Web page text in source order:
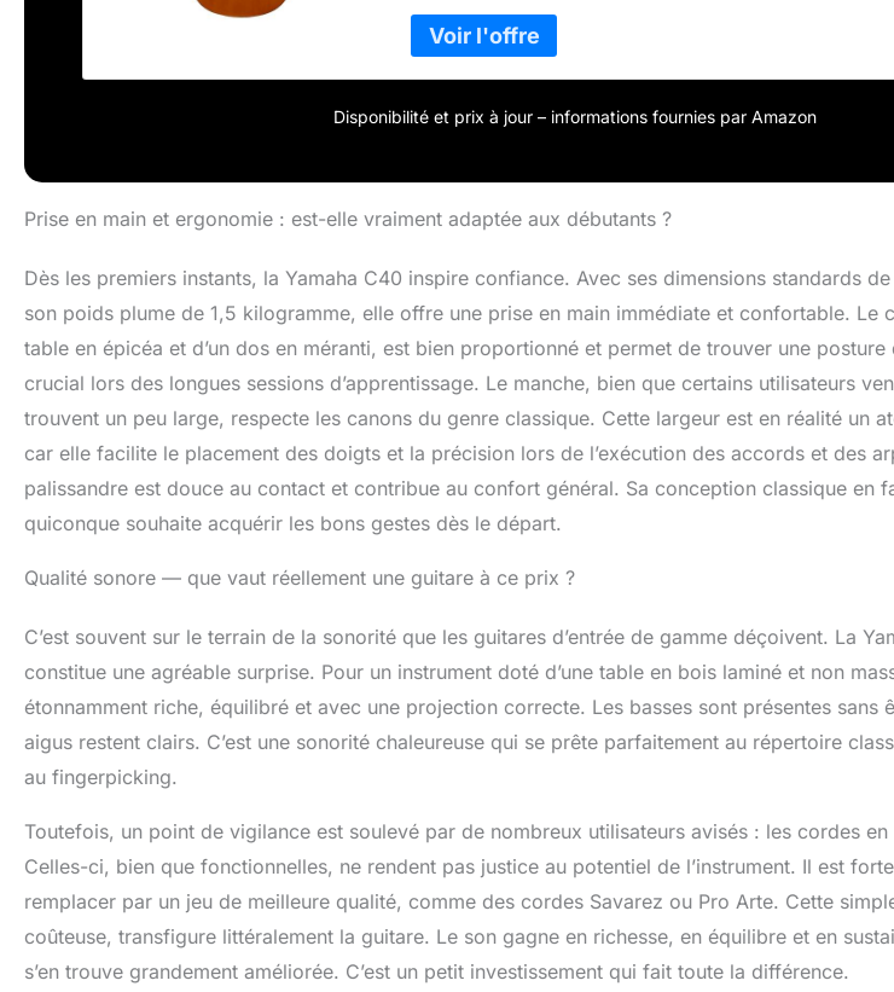
IDÉALE POUR LES DÉBUTANTS : Parfaite pour les
cette guitare est recommandée par les professeurs de
grande qualité sonore, sa facilité de jeu et ses qualités
C40 est un modèle traditionnel full-size, idéal pour ceux
débutants.
Disponibilité et prix à jour – informations fournies par Amazon
Prise en main et ergonomie : est-elle vraiment adaptée aux débutants ?
Dès les premiers instants, la Yamaha C40 inspire confiance. Avec ses dimensions standards
son poids plume de 1,5 kilogramme, elle offre une prise en main immédiate et confortable. Le
table en épicéa et d’un dos en méranti, est bien proportionné et permet de trouver une
crucial lors des longues sessions d’apprentissage. Le manche, bien que certains utilisateurs
trouvent un peu large, respecte les canons du genre classique. Cette largeur est en réalité un
car elle facilite le placement des doigts et la précision lors de l’exécution des accords et des
palissandre est douce au contact et contribue au confort général. Sa conception classique en
quiconque souhaite acquérir les bons gestes dès le départ.
Qualité sonore — que vaut réellement une guitare à ce prix ?
C’est souvent sur le terrain de la sonorité que les guitares d’entrée de gamme déçoivent. La
constitue une agréable surprise. Pour un instrument doté d’une table en bois laminé et non
étonnamment riche, équilibré et avec une projection correcte. Les basses sont présentes sans
aigus restent clairs. C’est une sonorité chaleureuse qui se prête parfaitement au répertoire
au fingerpicking.
Toutefois, un point de vigilance est soulevé par de nombreux utilisateurs avisés : les cordes en
Celles-ci, bien que fonctionnelles, ne rendent pas justice au potentiel de l’instrument. Il est
remplacer par un jeu de meilleure qualité, comme des cordes Savarez ou Pro Arte. Cette
coûteuse, transfigure littéralement la guitare. Le son gagne en richesse, en équilibre et en
s’en trouve grandement améliorée. C’est un petit investissement qui fait toute la différence.